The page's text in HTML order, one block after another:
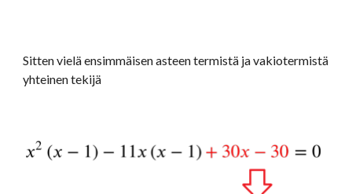
Sitten vielä ensimmäisen asteen termistä ja vakiotermistä
yhteinen tekijä